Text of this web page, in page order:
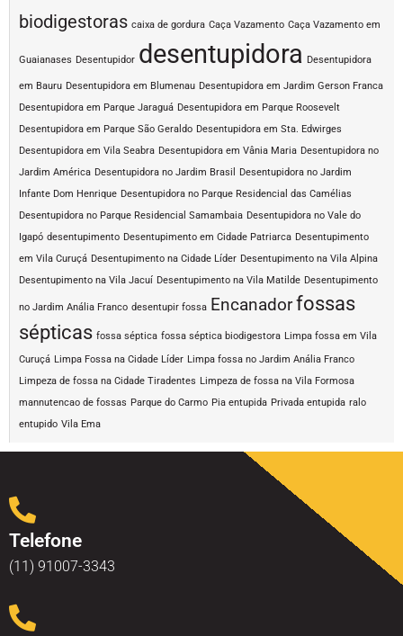
biodigestoras caixa de gordura Caça Vazamento Caça Vazamento em
Guaianases Desentupidor desentupidora Desentupidora
em Bauru Desentupidora em Blumenau Desentupidora em Jardim Gerson Franca
Desentupidora em Parque Jaraguá Desentupidora em Parque Roosevelt
Desentupidora em Parque São Geraldo Desentupidora em Sta. Edwirges
Desentupidora em Vila Seabra Desentupidora em Vânia Maria Desentupidora no
Jardim América Desentupidora no Jardim Brasil
Desentupidora no Jardim
Infante Dom Henrique Desentupidora no Parque Residencial das Camélias
Desentupidora no Parque Residencial Samambaia Desentupidora no Vale do
Igapó desentupimento Desentupimento em Cidade Patriarca Desentupimento
em Vila Curuçá Desentupimento na Cidade Líder Desentupimento na Vila Alpina
Desentupimento na Vila Jacuí Desentupimento na Vila Matilde Desentupimento
no Jardim Anália Franco desentupir fossa Encanadorfossas
sépticas fossa séptica fossa séptica biodigestora Limpa fossa em Vila
Curuçá Limpa Fossa na Cidade Líder Limpa fossa no Jardim Anália Franco
Limpeza de fossa na Cidade Tiradentes Limpeza de fossa na Vila Formosa
mannutencao de fossas Parque do Carmo Pia entupida Privada entupida ralo
entupido Vila Ema
Telefone
(11) 91007-3343